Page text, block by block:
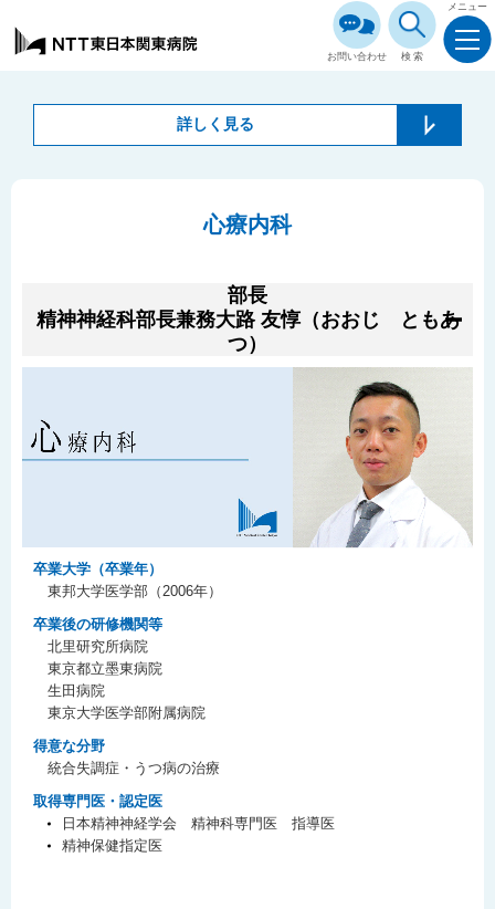
お問い合わせ 検索
メニュー
詳しく見る
心療内科
部長
精神神経科部長兼務大路 友惇（おおじ ともあ
つ）
卒業大学（卒業年）
東邦大学医学部（2006年）
卒業後の研修機関等
北里研究所病院
東京都立墨東病院
生田病院
東京大学医学部附属病院
得意な分野
統合失調症・うつ病の治療
取得専門医・認定医
日本精神神経学会 精神科専門医 指導医
精神保健指定医